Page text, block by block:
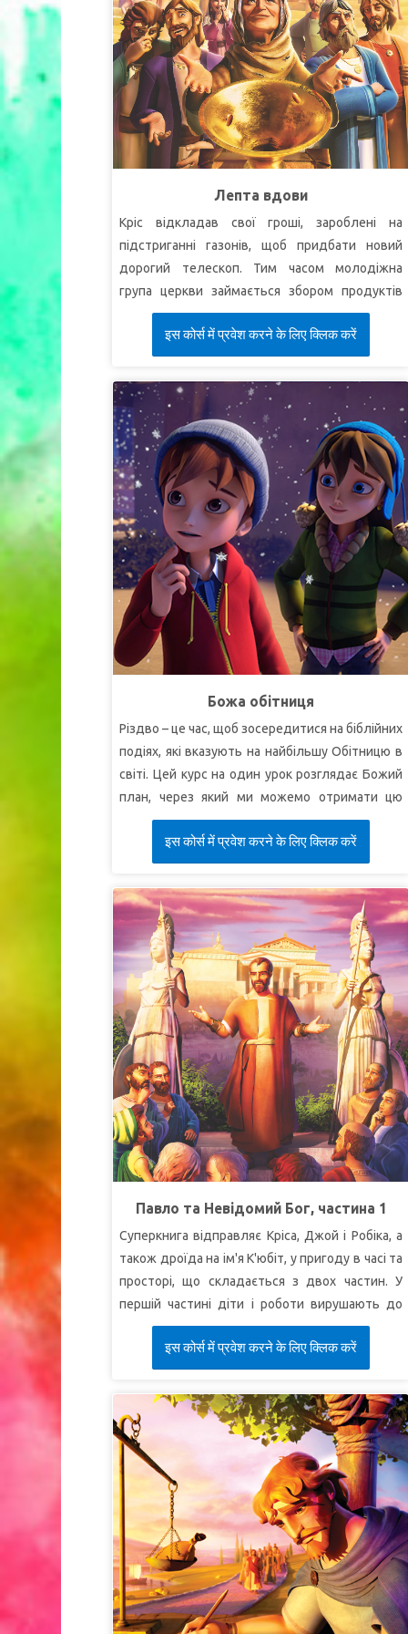
Лепта вдови
Кріс відкладав свої гроші, зароблені на
підстриганні газонів, щоб придбати новий
дорогий телескоп. Тим часом молодіжна
група церкви займається збором продуктів
харчування. Кріс вагається між тим, щоб
пожертвувати гроші на підтримку
продовольчого збору, або ж дотриматися
свого плану – купити телескоп.
Суперкнига відправляє Кріса, Джой та Робіка
до Єрусалимського храму. На їхніх очах вдова
робить пожертву до храмової скарбниці. Ісус
зауважує, що ця бідна жінка дала більше, ніж
інші заможні жертводавці, які віддали лише
крихітну частину зі своїх надлишків. Це змушує
Кріса переосмислити своє ставлення до того,
щоб давати десятину своїй церкві.
Повернувшись додому, Кріс бореться зі своїм
рішенням, але врешті-решт вирішує, що, як і
вдова, він з радістю пожертвує всі свої гроші
на церковну місію.
СуперІстина:
Я буду давати з радістю.
СуперВірш:
Нехай кожен дає, як серце йому
призволяє, не в смутку й не з примусу, бо Бог
любить того, хто з радістю дає!"
УРОК 2: З УСІЄЮ ЛЕПТОЮ
Богові.
СуперВірш:
Шануй Господа із маєтку свого, і з
початку всіх плодів своїх"(Приповісті 3:9).
УРОК 3: НАЙКРАЩИЙ ПОДАРУНОК
СуперІстина:Бог дав нам першим.
СуперВірш:
"Той же, Хто Сина Свого не
пожалів, але видав Його за всіх нас, – як же не
дав би Він нам із Ним івсього?"(До римлян
8:32).
इस कोर्स में प्रवेश करने के लिए क्लिक करें
Божа обітниця
Різдво – це час, щоб зосередитися на біблійних
подіях, які вказують на найбільшу Обітницю в
світі. Цей курс на один урок розглядає Божий
план, через який ми можемо отримати цю
дивовижну Обітницю!
इस कोर्स में प्रवेश करने के लिए क्लिक करें
Павло та Невідомий Бог, частина 1
Суперкнига відправляє Кріса, Джой і Робіка, а
також дроїда на ім'я К'юбіт, у пригоду в часі та
просторі, що складається з двох частин. У
першій частині діти і роботи вирушають до
Афін, де апостол Павло кидає виклик людям,
які вірять у багатьох богів, включно з
невідомим Богом. Діти починають розуміти, як
розповідати іншим про єдиного істинного
Бога!
УРОК 1: ЧИ Є ДОСТАТНЬО ДОКАЗІВ?
СуперІстина:
Творіння – доказ існування
невидимого Бога.
СуперВірш:"Небо звіщає про Божую славу, а
про чин Його рук розказує небозвід"(Псалом
18:2).
УРОК 2: ЗАХИЩАЙТЕ СВОЮ ВІРУ
इस कोर्स में प्रवेश करने के लिए क्लिक करें